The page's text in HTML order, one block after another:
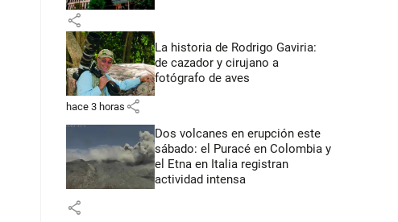
share
La historia de Rodrigo Gaviria:
de cazador y cirujano a
fotógrafo de aves
hace 3 horas share
Dos volcanes en erupción este
sábado: el Puracé en Colombia y
el Etna en Italia registran
actividad intensa
share